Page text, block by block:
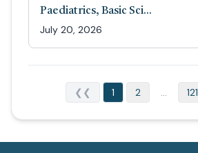
Paediatrics, Basic Sci...
July 20, 2026
❮❮ 1 2 ... 121